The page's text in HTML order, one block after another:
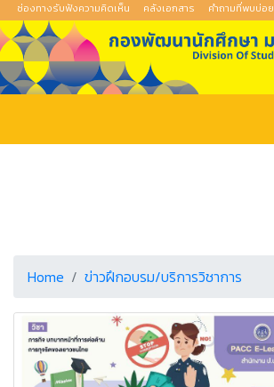
ช่องทางรับฟังความคิดเห็น คลังเอกสาร คำถามที่พบบ่อย
Home ข่าวฝึกอบรม/บริการวิชาการ